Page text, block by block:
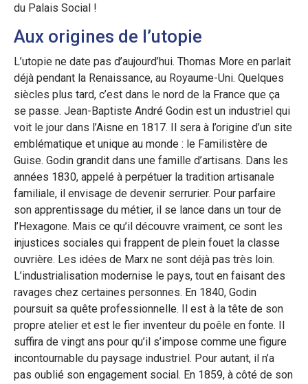
du Palais Social !
Aux origines de l’utopie
L’utopie ne date pas d’aujourd’hui. Thomas More en parlait
déjà pendant la Renaissance, au Royaume-Uni. Quelques
siècles plus tard, c’est dans le nord de la France que ça
se passe. Jean-Baptiste André Godin est un industriel qui
voit le jour dans l’Aisne en 1817. Il sera à l’origine d’un site
emblématique et unique au monde : le Familistère de
Guise. Godin grandit dans une famille d’artisans. Dans les
années 1830, appelé à perpétuer la tradition artisanale
familiale, il envisage de devenir serrurier. Pour parfaire
son apprentissage du métier, il se lance dans un tour de
l’Hexagone. Mais ce qu’il découvre vraiment, ce sont les
injustices sociales qui frappent de plein fouet la classe
ouvrière. Les idées de Marx ne sont déjà pas très loin.
L’industrialisation modernise le pays, tout en faisant des
ravages chez certaines personnes. En 1840, Godin
poursuit sa quête professionnelle. Il est à la tête de son
propre atelier et est le fier inventeur du poêle en fonte. Il
suffira de vingt ans pour qu’il s’impose comme une figure
incontournable du paysage industriel. Pour autant, il n’a
pas oublié son engagement social. En 1859, à côté de son